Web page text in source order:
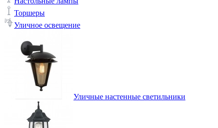
Торшеры
Уличное освещение
Уличные настенные светильники